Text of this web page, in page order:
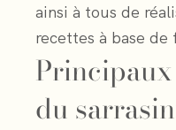
ainsi à tous de
recettes à base de
du